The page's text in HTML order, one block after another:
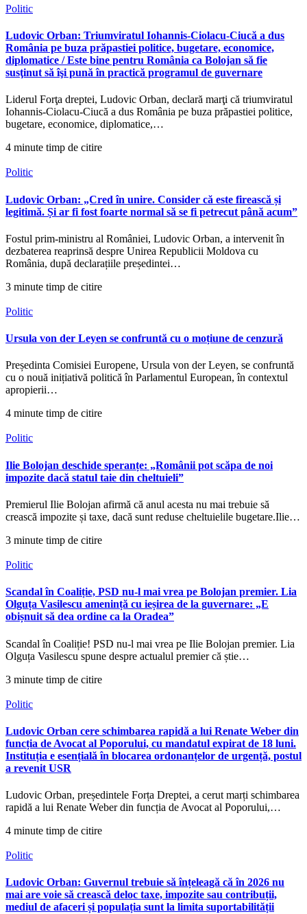
Politic
Ludovic Orban: Triumviratul Iohannis-Ciolacu-Ciucă a dus
România pe buza prăpastiei politice, bugetare, economice,
diplomatice / Este bine pentru România ca Bolojan să fie
susţinut să îşi pună în practică programul de guvernare
Liderul Forţa dreptei, Ludovic Orban, declară marţi că triumviratul
Iohannis-Ciolacu-Ciucă a dus România pe buza prăpastiei politice,
bugetare, economice, diplomatice,…
4 minute timp de citire
Politic
Ludovic Orban: „Cred în unire. Consider că este firească și
legitimă. Și ar fi fost foarte normal să se fi petrecut până acum”
Fostul prim-ministru al României, Ludovic Orban, a intervenit în
dezbaterea reaprinsă despre Unirea Republicii Moldova cu
România, după declarațiile președintei…
3 minute timp de citire
Politic
Ursula von der Leyen se confruntă cu o moțiune de cenzură
Președinta Comisiei Europene, Ursula von der Leyen, se confruntă
cu o nouă inițiativă politică în Parlamentul European, în contextul
apropierii…
4 minute timp de citire
Politic
Ilie Bolojan deschide speranțe: „Românii pot scăpa de noi
impozite dacă statul taie din cheltuieli”
Premierul Ilie Bolojan afirmă că anul acesta nu mai trebuie să
crească impozite și taxe, dacă sunt reduse cheltuielile bugetare.Ilie…
3 minute timp de citire
Politic
Scandal în Coaliție, PSD nu-l mai vrea pe Bolojan premier. Lia
Olguța Vasilescu amenință cu ieșirea de la guvernare: „E
obișnuit să dea ordine ca la Oradea”
Scandal în Coaliție! PSD nu-l mai vrea pe Ilie Bolojan premier. Lia
Olguța Vasilescu spune despre actualul premier că știe…
3 minute timp de citire
Politic
Ludovic Orban cere schimbarea rapidă a lui Renate Weber din
funcția de Avocat al Poporului, cu mandatul expirat de 18 luni.
Instituția e esențială în blocarea ordonanțelor de urgență, postul
a revenit USR
Ludovic Orban, președintele Forța Dreptei, a cerut marți schimbarea
rapidă a lui Renate Weber din funcția de Avocat al Poporului,…
4 minute timp de citire
Politic
Ludovic Orban: Guvernul trebuie să înțeleagă că în 2026 nu
mai are voie să crească deloc taxe, impozite sau contribuții,
mediul de afaceri și populația sunt la limita suportabilității